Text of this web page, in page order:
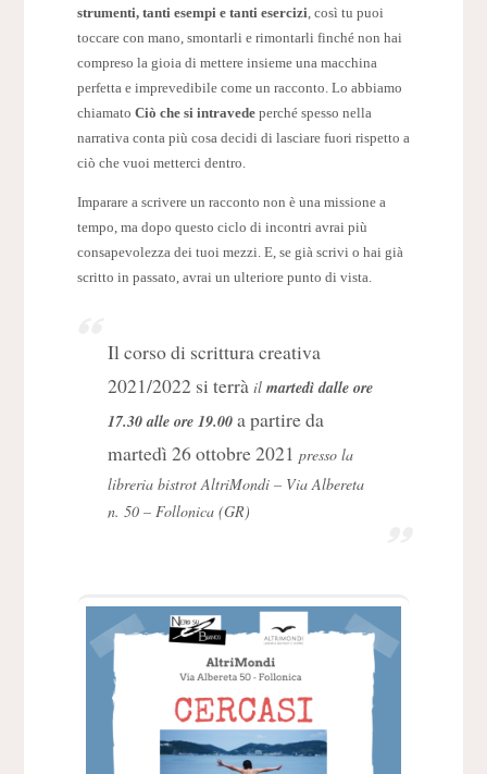
strumenti, tanti esempi e tanti esercizi, così tu puoi
toccare con mano, smontarli e rimontarli finché non hai
compreso la gioia di mettere insieme una macchina
perfetta e imprevedibile come un racconto. Lo abbiamo
chiamato Ciò che si intravedeperché spesso nella
narrativa conta più cosa decidi di lasciare fuori rispetto a
ciò che vuoi metterci dentro.
Imparare a scrivere un racconto non è una missione a
tempo, ma dopo questo ciclo di incontri avrai più
consapevolezza dei tuoi mezzi. E, se già scrivi o hai già
scritto in passato, avrai un ulteriore punto di vista.
Il corso di scrittura creativa
2021/2022 si terrà il martedì dalle ore
17.30 alle ore 19.00 a partire da
martedì 26 ottobre 2021 presso la
libreria bistrot AltriMondi – Via Albereta
n. 50 – Follonica (GR)